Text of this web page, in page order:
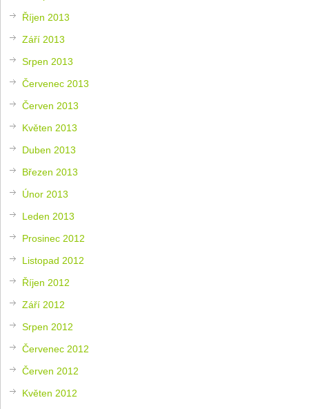
Říjen 2013
Září 2013
Srpen 2013
Červenec 2013
Červen 2013
Květen 2013
Duben 2013
Březen 2013
Únor 2013
Leden 2013
Prosinec 2012
Listopad 2012
Říjen 2012
Září 2012
Srpen 2012
Červenec 2012
Červen 2012
Květen 2012